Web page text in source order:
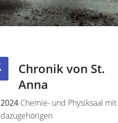
Chronik von St.
Anna
2024 Chemie- und Physiksaal mit
dazugehörigen